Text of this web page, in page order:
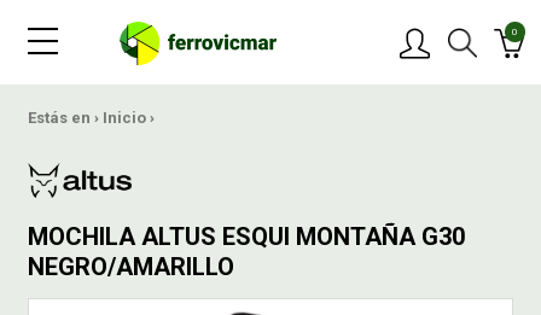
0
Estás en › Inicio ›
MOCHILA ALTUS ESQUI MONTAÑA G30
NEGRO/AMARILLOOFERTAS